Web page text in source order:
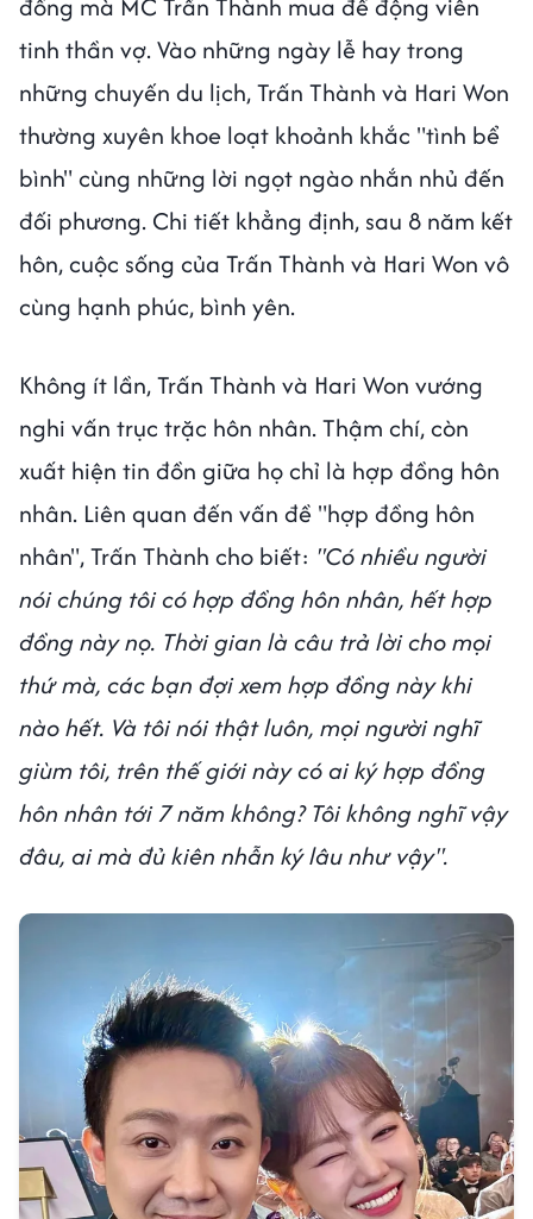
tinh thần vợ. Vào những ngày lễ hay trong
những chuyến du lịch, Trấn Thành và Hari Won
thường xuyên khoe loạt khoảnh khắc "tình bể
bình" cùng những lời ngọt ngào nhắn nhủ đến
đối phương. Chi tiết khẳng định, sau 8 năm kết
hôn, cuộc sống của Trấn Thành và Hari Won vô
cùng hạnh phúc, bình yên.
Không ít lần, Trấn Thành và Hari Won vướng
nghi vấn trục trặc hôn nhân. Thậm chí, còn
xuất hiện tin đồn giữa họ chỉ là hợp đồng hôn
nhân. Liên quan đến vấn đề "hợp đồng hôn
nhân", Trấn Thành cho biết: "Có nhiều người
nói chúng tôi có hợp đồng hôn nhân, hết hợp
đồng này nọ. Thời gian là câu trả lời cho mọi
thứ mà, các bạn đợi xem hợp đồng này khi
nào hết. Và tôi nói thật luôn, mọi người nghĩ
giùm tôi, trên thế giới này có ai ký hợp đồng
hôn nhân tới 7 năm không? Tôi không nghĩ vậy
đâu, ai mà đủ kiên nhẫn ký lâu như vậy".